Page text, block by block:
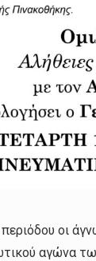
οι
αγώνα